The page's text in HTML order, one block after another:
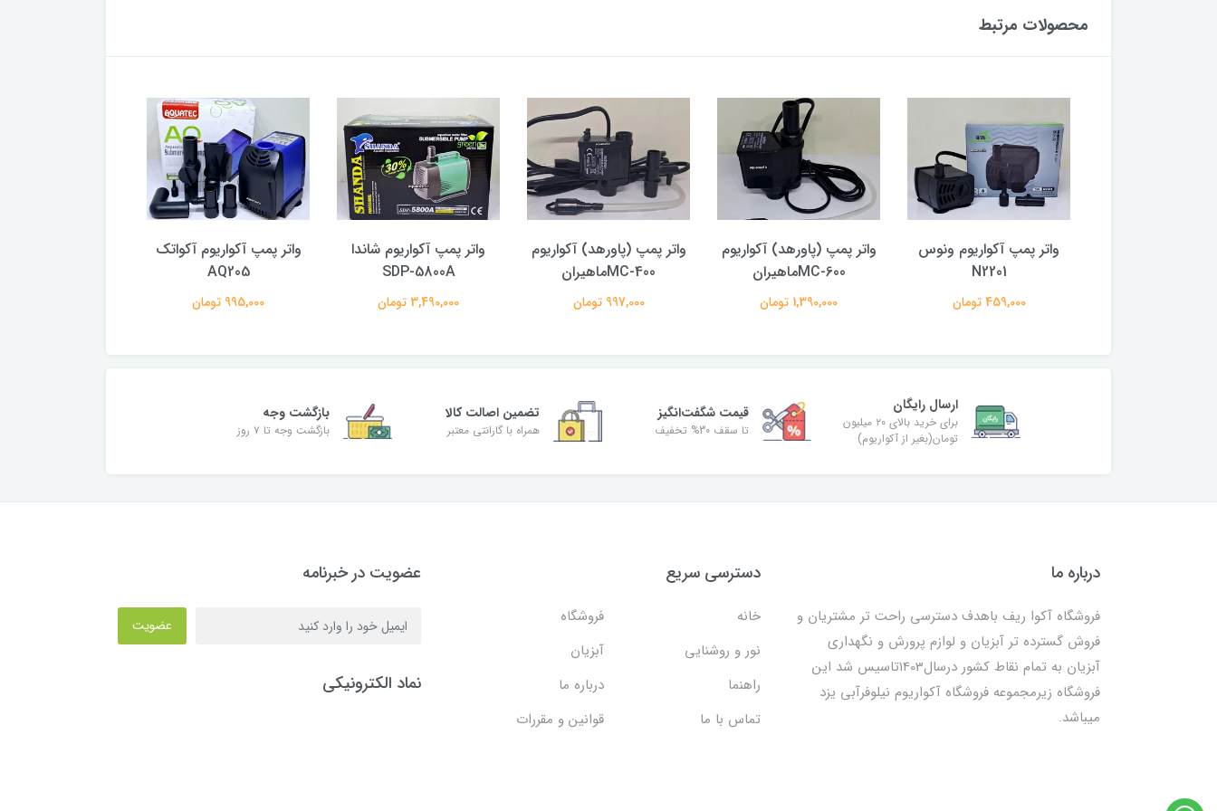
محصولات مرتبط
واتر پمپ آکواریوم ونوس
N2201
459,000 تومان
واتر پمپ (پاورهد) آکواریوم
MC-600ماهیران
1,390,000 تومان
واتر پمپ (پاورهد) آکواریوم
MC-400ماهیران
997,000 تومان
واتر پمپ آکواریوم شاندا
SDP-5800A
3,490,000 تومان
واتر پمپ آکواریوم آکواتک
AQ205
995,000 تومان
ارسال رایگان
برای خرید بالای ۲۰ میلیون
تومان(بغیر از آکواریوم)
قیمت شگفت‌انگیز
تا سقف 30% تخفیف
تضمین اصالت کالا
همراه با گارانتی معتبر
بازگشت وجه
بازگشت وجه تا ۷ روز
درباره ما
فروشگاه آکوا ریف باهدف دسترسی راحت تر مشتریان و
فروش گسترده تر آبزیان و لوازم پرورش و نگهداری
آبزیان به تمام نقاط کشور درسال1403تاسیس شد این
فروشگاه زیرمجموعه فروشگاه آکواریوم نیلوفرآبی یزد
میباشد.
دسترسی سریع
خانه
فروشگاه
نور و روشنایی
آبزیان
راهنما
درباره ما
تماس با ما
قوانین و مقررات
عضویت در خبرنامه
عضویت
نماد الکترونیکی